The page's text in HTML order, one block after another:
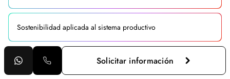
Sostenibilidad aplicada al sistema productivo
Proyecto intermodular de laboratorio clínico y biomédico
Solicitar información